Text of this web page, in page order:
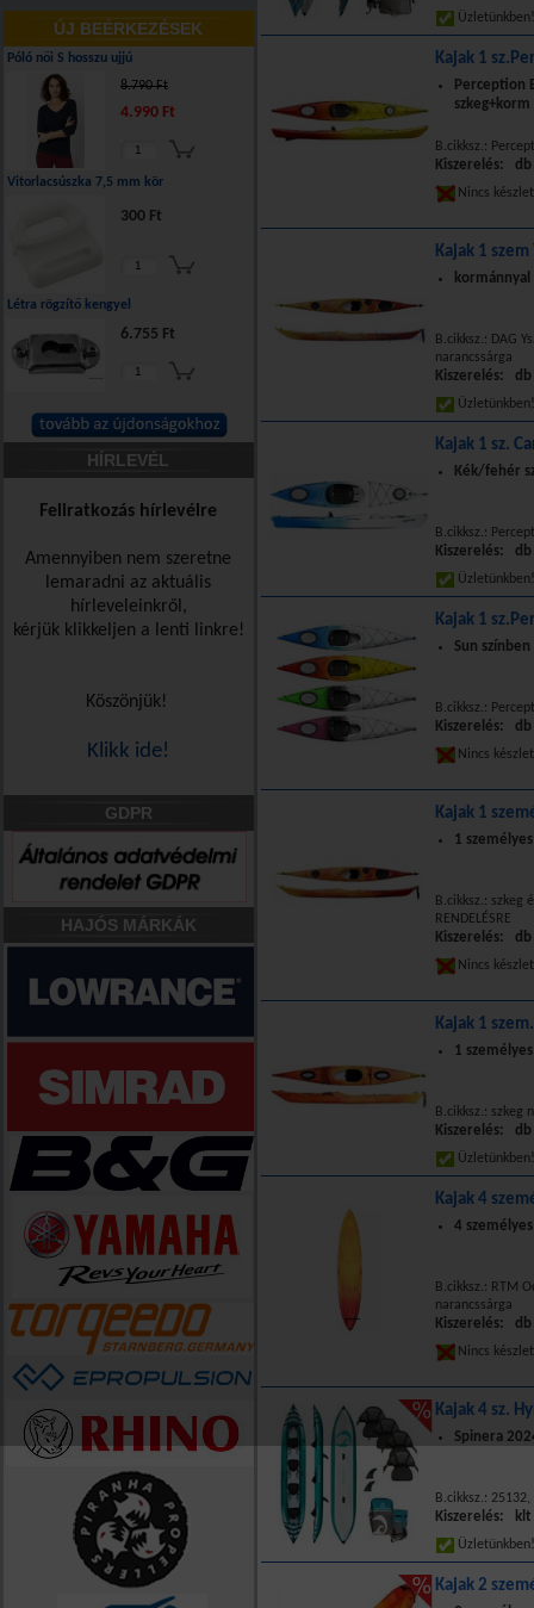
ÚJ BEÉRKEZÉSEK
Póló női S hosszu ujjú
8.790 Ft
4.990 Ft
Vitorlacsúszka 7,5 mm kör
300 Ft
Létra rögzítő kengyel
6.755 Ft
HÍRLEVÉL
Feliratkozás hírlevélre
Amennyiben nem szeretne
lemaradni az aktuális
hírleveleinkről,
kérjük klikkeljen a lenti linkre!
Köszönjük!
Klikk ide!
GDPR
HAJÓS MÁRKÁK
Kajak 1
Perception
szkeg+korm
B.cikksz.:
Kiszerelés: db
Nincs
Kajak 1 szem
B.cikksz.: DAG
narancssárga
Kiszerelés: db
Kajak 1 sz.
Kék/fehér
B.cikksz.:
Kiszerelés: db
Kajak 1
Sun színben
B.cikksz.:
Kiszerelés: db
Nincs
Kajak 1
1
B.cikksz.: szkeg
RENDELÉSRE
Kiszerelés: db
Nincs
Kajak 1
1
B.cikksz.: szkeg
Kiszerelés: db
Kajak 4
4
B.cikksz.: RTM
narancssárga
Kiszerelés: db
Nincs
Kajak 4 sz.
Spinera
B.cikksz.:
Kiszerelés: klt
Kajak 2